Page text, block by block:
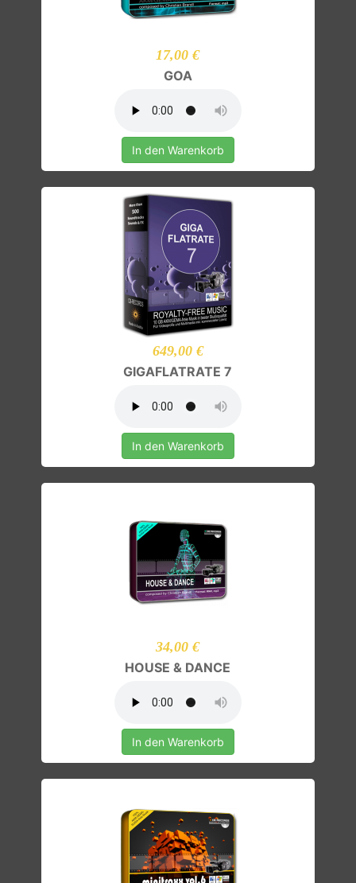
17,00 €
GOA
In den Warenkorb
649,00 €
GIGAFLATRATE 7
In den Warenkorb
34,00 €
HOUSE & DANCE
In den Warenkorb